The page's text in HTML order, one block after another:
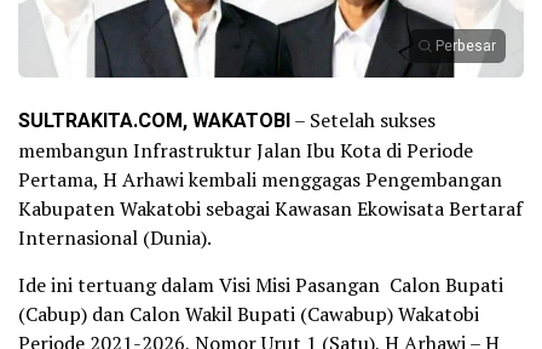
Perbesar
SULTRAKITA.COM, WAKATOBI– Setelah sukses
membangun Infrastruktur Jalan Ibu Kota di Periode
Pertama, H Arhawi kembali menggagas Pengembangan
Kabupaten Wakatobi sebagai Kawasan Ekowisata Bertaraf
Internasional (Dunia).
Ide ini tertuang dalam Visi Misi Pasangan Calon Bupati
(Cabup) dan Calon Wakil Bupati (Cawabup) Wakatobi
Periode 2021-2026, Nomor Urut 1 (Satu), H Arhawi – H